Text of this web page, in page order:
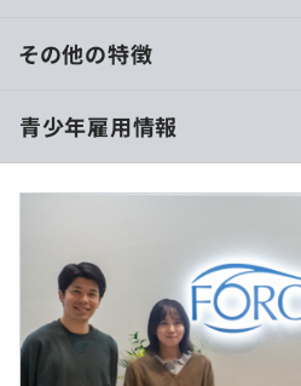
◆社内外、さまざまな職種やス
んだ折衝能力やプロジェクト管
身につきます。
◆自社プロダクトのカスタマイ
するが故に、無限の可能性の選
◆上記、高度な職能や知識を身
め、どんな場所にいてもバリュ
の武器を磨くことができます。
■年俸：学部卒3,700,000円・修
■月給：学部卒308,334円・修
■月給内訳
・定額残業代（30時間分）：
62,520円（超過分は別途支給）
その他の特徴
青少年雇用情報
過去３年間の新卒採用者数・離
前年度 採用者数4人 離職者数
2年度前 採用者数6人 離職者
3年度前 採用者数6人 離職者
過去３年間の新卒採用者数の男